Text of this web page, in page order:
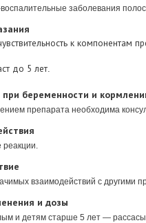
заболевания
к компонентам
до 5 лет.
беременности и
препарата необходима
реакции.
взаимодействий с другими
и дозы
и детям старше 5 лет —